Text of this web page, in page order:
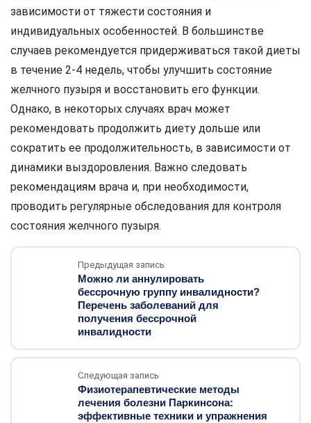
зависимости от тяжести состояния и
индивидуальных особенностей. В большинстве
случаев рекомендуется придерживаться такой диеты
в течение 2-4 недель, чтобы улучшить состояние
желчного пузыря и восстановить его функции.
Однако, в некоторых случаях врач может
рекомендовать продолжить диету дольше или
сократить ее продолжительность, в зависимости от
динамики выздоровления. Важно следовать
рекомендациям врача и, при необходимости,
проводить регулярные обследования для контроля
состояния желчного пузыря.
Предыдущая запись
Можно ли аннулировать
бессрочную группу инвалидности?
Перечень заболеваний для
получения бессрочной
инвалидности
Следующая запись
Физиотерапевтические методы
лечения болезни Паркинсона:
эффективные техники и упражнения